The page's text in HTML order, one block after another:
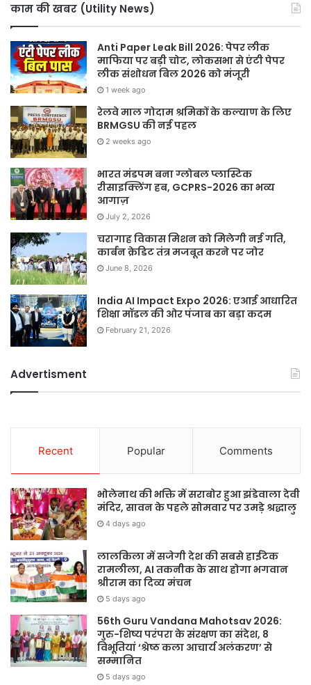
काम की खबर (Utility News)
Anti Paper Leak Bill 2026: पेपर लीक
माफिया पर बड़ी चोट, लोकसभा से एंटी पेपर
लीक संशोधन बिल 2026 को मंजूरी
1 week ago
रेलवे माल गोदाम श्रमिकों के कल्याण के लिए
BRMGSU की नई पहल
2 weeks ago
भारत मंडपम बना ग्लोबल प्लास्टिक
रीसाइक्लिंग हब, GCPRS-2026 का भव्य
आगाज़
July 2, 2026
चरागाह विकास मिशन को मिलेगी नई गति,
कार्बन क्रेडिट तंत्र मजबूत करने पर जोर
June 8, 2026
India AI Impact Expo 2026: एआई आधारित
शिक्षा मॉडल की ओर पंजाब का बड़ा कदम
February 21, 2026
Advertisment
Recent Popular Comments
भोलेनाथ की भक्ति में सराबोर हुआ झंडेवाला देवी
मंदिर, सावन के पहले सोमवार पर उमड़े श्रद्धालु
4 days ago
लालकिला में सजेगी देश की सबसे हाईटेक
रामलीला, AI तकनीक के साथ होगा भगवान
श्रीराम का दिव्य मंचन
5 days ago
56th Guru Vandana Mahotsav 2026:
गुरु-शिष्य परंपरा के संरक्षण का संदेश, 8
विभूतियां ‘श्रेष्ठ कला आचार्य अलंकरण’ से
सम्मानित
5 days ago